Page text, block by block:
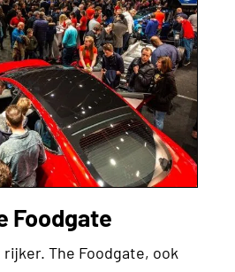
Foodgate
The Foodgate, ook